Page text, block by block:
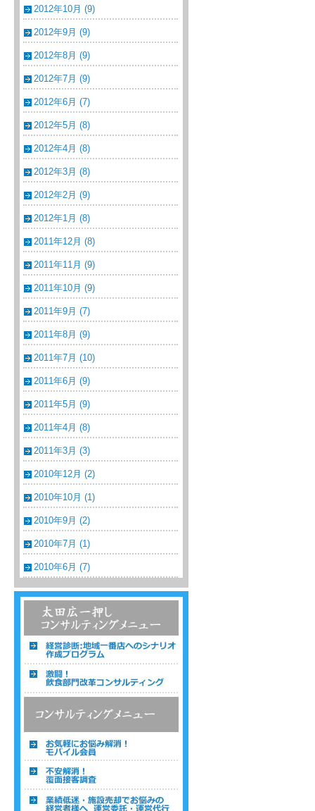
2012年10月 (9)
2012年9月 (9)
2012年8月 (9)
2012年7月 (9)
2012年6月 (7)
2012年5月 (8)
2012年4月 (8)
2012年3月 (8)
2012年2月 (9)
2012年1月 (8)
2011年12月 (8)
2011年11月 (9)
2011年10月 (9)
2011年9月 (7)
2011年8月 (9)
2011年7月 (10)
2011年6月 (9)
2011年5月 (9)
2011年4月 (8)
2011年3月 (3)
2010年12月 (2)
2010年10月 (1)
2010年9月 (2)
2010年7月 (1)
2010年6月 (7)
温浴・温泉・スーパー銭湯コンサルティン
グメニュー一覧